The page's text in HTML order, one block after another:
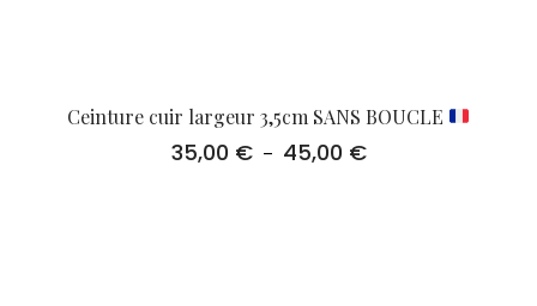
Ceinture cuir largeur 3,5cm SANS BOUCLE
35,00 € – 45,00 €Plage